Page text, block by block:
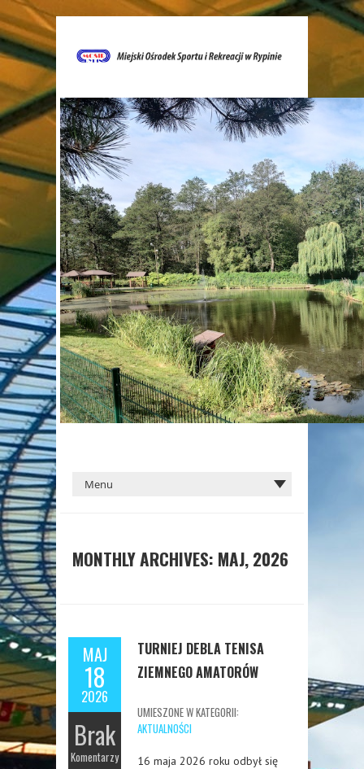
MONTHLY ARCHIVES: MAJ, 2026
MAJ
18
2026
Brak
Komentarzy
TURNIEJ DEBLA TENISA
ZIEMNEGO AMATORÓW
UMIESZONE W KATEGORII:
AKTUALNOŚCI
16 maja 2026 roku odbył się